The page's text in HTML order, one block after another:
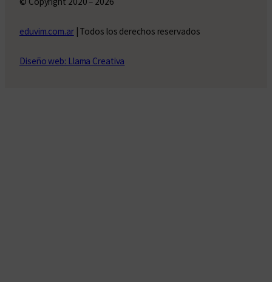
eduvim.com.ar| Todos los derechos reservados
Diseño web: Llama Creativa